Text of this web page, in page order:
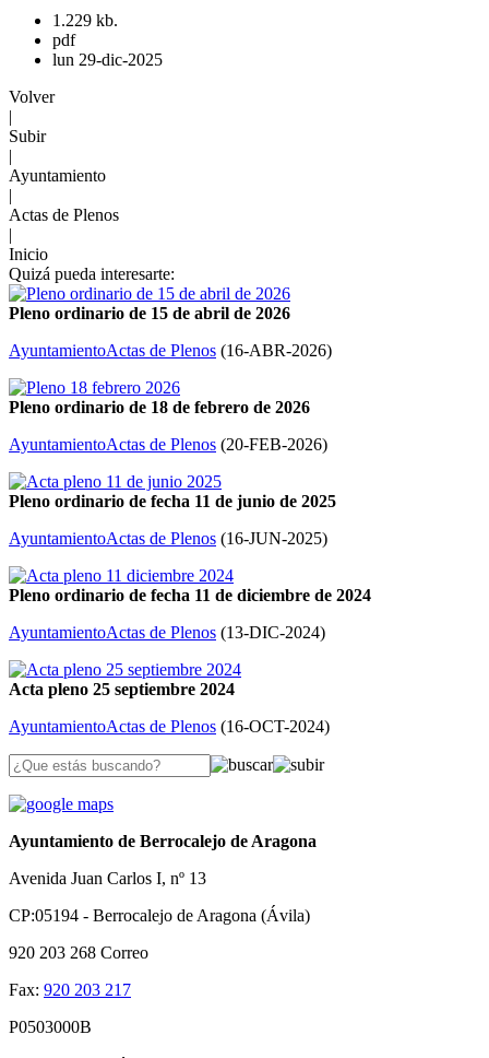
1.229 kb.
pdf
lun 29-dic-2025
Volver
|
Subir
|
Ayuntamiento
|
Actas de Plenos
|
Inicio
Quizá pueda interesarte:
Pleno ordinario de 15 de abril de 2026
AyuntamientoActas de Plenos (16-ABR-2026)
Pleno ordinario de 18 de febrero de 2026
AyuntamientoActas de Plenos (20-FEB-2026)
Pleno ordinario de fecha 11 de junio de 2025
AyuntamientoActas de Plenos (16-JUN-2025)
Pleno ordinario de fecha 11 de diciembre de 2024
AyuntamientoActas de Plenos (13-DIC-2024)
Acta pleno 25 septiembre 2024
AyuntamientoActas de Plenos (16-OCT-2024)
Ayuntamiento de Berrocalejo de Aragona
Avenida Juan Carlos I, nº 13
CP:05194 - Berrocalejo de Aragona (Ávila)
920 203 268 Correo
Fax: 920 203 217
P0503000B